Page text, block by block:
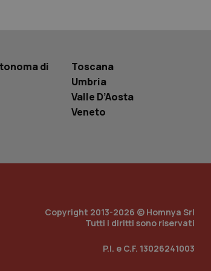
di
Toscana
Umbria
Valle D’Aosta
Veneto
Copyright 2013-2026 © Homnya Srl
Tutti i diritti sono riservati
P.I. e C.F. 13026241003